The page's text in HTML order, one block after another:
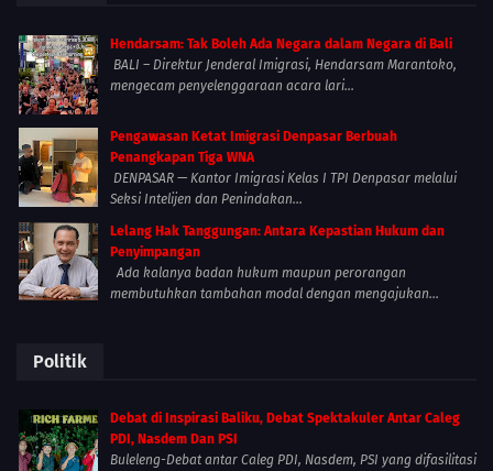
Hendarsam: Tak Boleh Ada Negara dalam Negara di Bali
BALI – Direktur Jenderal Imigrasi, Hendarsam Marantoko,
mengecam penyelenggaraan acara lari...
Pengawasan Ketat Imigrasi Denpasar Berbuah
Penangkapan Tiga WNA
DENPASAR — Kantor Imigrasi Kelas I TPI Denpasar melalui
Seksi Intelijen dan Penindakan...
Lelang Hak Tanggungan: Antara Kepastian Hukum dan
Penyimpangan
Ada kalanya badan hukum maupun perorangan
membutuhkan tambahan modal dengan mengajukan...
Politik
Debat di Inspirasi Baliku, Debat Spektakuler Antar Caleg
PDI, Nasdem Dan PSI
Buleleng-Debat antar Caleg PDI, Nasdem, PSI yang difasilitasi